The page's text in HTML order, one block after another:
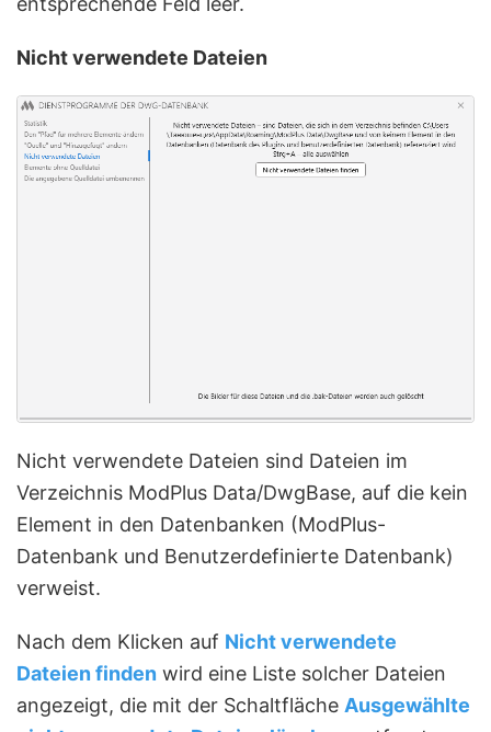
Nicht verwendete Dateien
Nicht verwendete Dateien sind Dateien im
Verzeichnis ModPlus Data/DwgBase, auf die kein
Element in den Datenbanken (ModPlus-
Datenbank und Benutzerdefinierte Datenbank)
verweist.
Nach dem Klicken auf Nicht verwendete
Dateien finden wird eine Liste solcher Dateien
angezeigt, die mit der Schaltfläche Ausgewählte